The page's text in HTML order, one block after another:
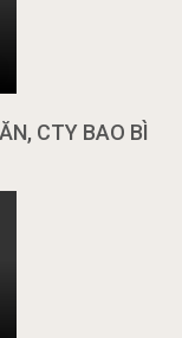
CTY BAO BÌ